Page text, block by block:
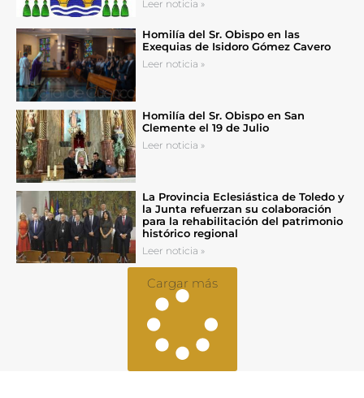
Leer noticia »
Homilía del Sr. Obispo en las
Exequias de Isidoro Gómez Cavero
Leer noticia »
Homilía del Sr. Obispo en San
Clemente el 19 de Julio
Leer noticia »
La Provincia Eclesiástica de Toledo y
la Junta refuerzan su colaboración
para la rehabilitación del patrimonio
histórico regional
Leer noticia »
Cargar más